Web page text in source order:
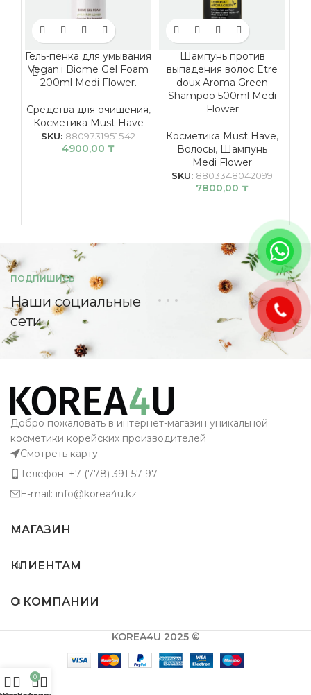
Гель-пенка для умывания
Vegan.i Biome Gel Foam
200ml Medi Flower.
Средства для очищения,
Косметика Must Have
SKU: 8809731951542
4900,00 ₸
Шампунь против
выпадения волос Etre
doux Aroma Green
Shampoo 500ml Medi
Flower
Косметика Must Have,
Волосы, Шампунь
Medi Flower
SKU: 8803348042099
7800,00 ₸
ПОДПИШИСЬ
Наши социальные
сети
Добро пожаловать в интернет-магазин уникальной
косметики корейских производителей
Смотреть карту
Телефон: +7 (778) 391 57-97
E-mail: info@korea4u.kz
МАГАЗИН
КЛИЕНТАМ
О КОМПАНИИ
KOREA4U 2025 ©
0